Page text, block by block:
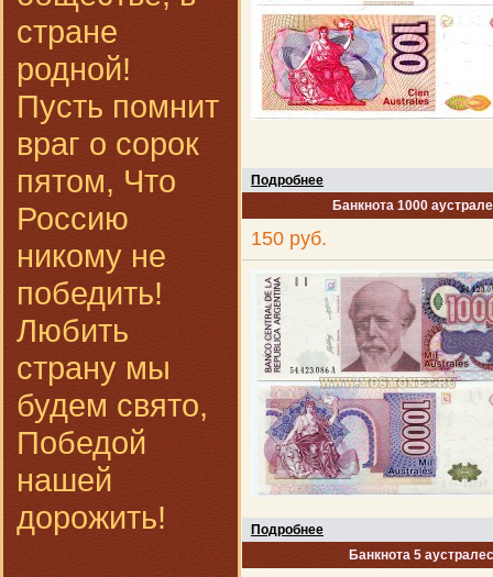
стране
родной!
Пусть помнит
враг о сорок
пятом, Что
Россию
никому не
победить!
Любить
страну мы
будем свято,
Победой
нашей
дорожить!
Подробнее
Банкнота 1000
150 руб.
Подробнее
Банкнота 5